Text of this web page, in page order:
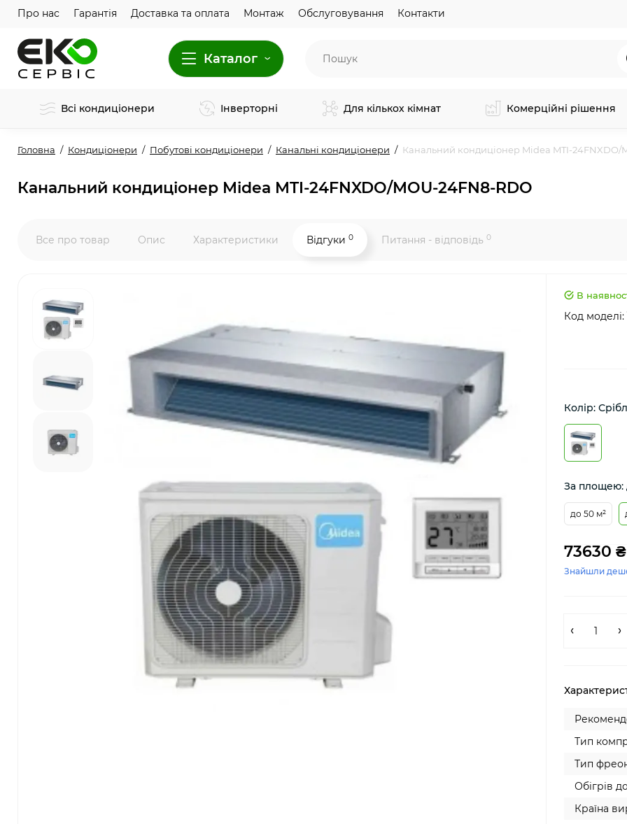
Про нас Гарантія Доставка та оплата Монтаж Обслуговування Контакти
Каталог
Всі кондиціонери Інверторні Для кількох кімнат Комерційні рішення
Головна Кондиціонери Побутові кондиціонери Канальні кондиціонери Канальний кондиціонер Midea MTI-24FNXDO/
Канальний кондиціонер Midea MTI-24FNXDO/MOU-24FN8-RDO
Все про товар Опис Характеристики Відгуки 0 Питання - відповідь 0
В
Код моделі:
Колір:
За площею:
до 50 м²
73630 ₴
Знайшли
Тип
Тип
Обігрів
Країна